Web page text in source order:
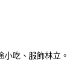
吃、服飾林立。